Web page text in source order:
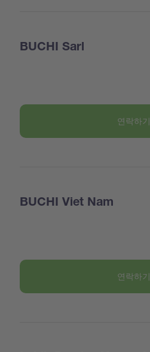
BUCHI Sarl
연락하기
BUCHI Viet Nam
연락하기